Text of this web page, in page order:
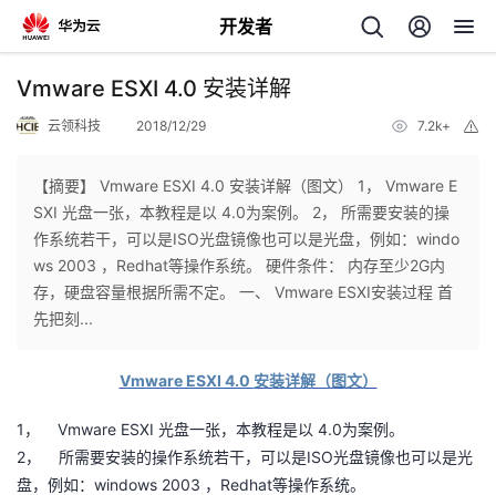
开发者
返
个
人
页
我
开
发
Vmware ESXI 4.0 安装详解
云领科技 2018/12/29 7.2k+
【摘要】 Vmware ESXI 4.0 安装详解（图文） 1， Vmware E
SXI 光盘一张，本教程是以 4.0为案例。 2， 所需要安装的操
作系统若干，可以是ISO光盘镜像也可以是光盘，例如：windo
ws 2003 ，Redhat等操作系统。 硬件条件： 内存至少2G内
存，硬盘容量根据所需不定。 一、 Vmware ESXI安装过程 首
先把刻...
Vmware ESXI 4.0 安装详解（图文）
1 ， Vmware ESXI 光盘一张，本教程是以 4.0为案例。
2， 所需要安装的操作系统若干，可以是ISO光盘镜像也可以是光
盘，例如： windows 2003 ， Redhat等操作系统。